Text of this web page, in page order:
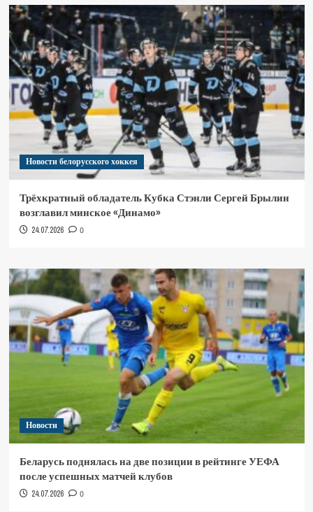
Новости белорусского хоккея
Трёхкратный обладатель Кубка Стэнли Сергей Брылин
возглавил минское «Динамо»
24.07.2026 0
Новости
Беларусь поднялась на две позиции в рейтинге УЕФА
после успешных матчей клубов
24.07.2026 0